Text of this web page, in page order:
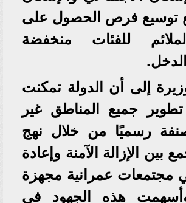
توسيع فرص الحصول على
للفئات منخفضة
إلى أن الدولة تمكنت
جميع المناطق غير
رسميًا من خلال نهج
بين الإزالة الآمنة وإعادة
مجتمعات عمرانية مجهزة
وأسهمت هذه الجهود في